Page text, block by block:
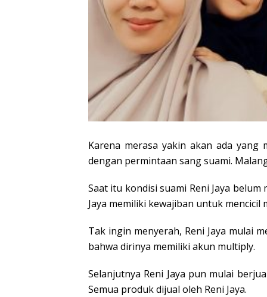
Karena merasa yakin akan ada yang
dengan permintaan sang suami.
Saat itu kondisi suami Reni Jaya
Jaya memiliki kewajiban untuk
Tak ingin menyerah, Reni Jaya mulai
bahwa dirinya memiliki akun multiply.
Selanjutnya Reni Jaya pun mulai
Semua produk dijual oleh Reni Jaya.